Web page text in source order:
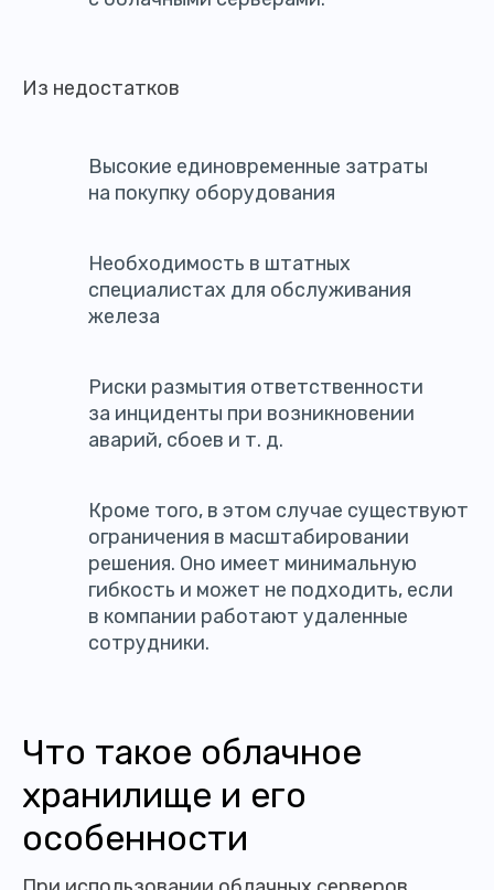
Из недостатков
Высокие единовременные затраты
на покупку оборудования
Необходимость в штатных
специалистах для обслуживания
железа
Риски размытия ответственности
за инциденты при возникновении
аварий, сбоев и т. д.
Кроме того, в этом случае существуют
ограничения в масштабировании
решения. Оно имеет минимальную
гибкость и может не подходить, если
в компании работают удаленные
сотрудники.
Что такое облачное
хранилище и его
особенности